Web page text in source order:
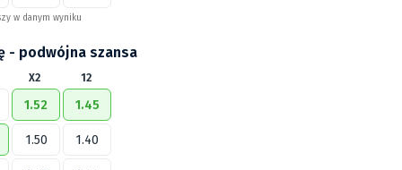
w danym wyniku
- podwójna szansa
X2 12
1.52 1.45
1.50 1.40